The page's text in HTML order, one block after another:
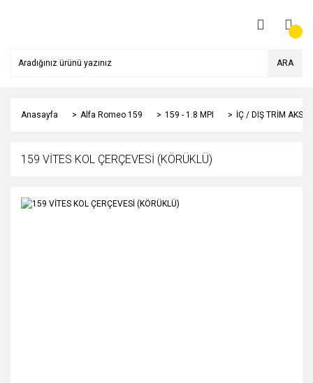
ARA
Anasayfa Alfa Romeo 159 159 - 1.8 MPI İÇ / DIŞ TRİM
159 VİTES KOL ÇERÇEVESİ (KÖRÜKLÜ)